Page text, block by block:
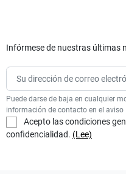
Infórmese de nuestras últimas
Puede darse de baja en cualquier
información de contacto en el aviso
Acepto las condiciones
confidencialidad. (Lee)